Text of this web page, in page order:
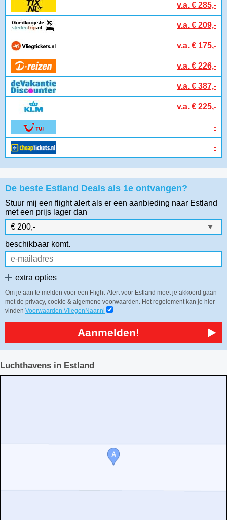
v.a. € 285,-
v.a. € 209,-
v.a. € 175,-
v.a. € 226,-
v.a. € 387,-
v.a. € 225,-
-
-
De beste Estland Deals als 1e ontvangen?
Stuur mij een flight alert als er een aanbieding naar Estland
met een prijs lager dan
beschikbaar komt.
extra opties
Om je aan te melden voor een Flight-Alert voor Estland moet je akkoord gaan
met de privacy, cookie & algemene voorwaarden. Het regelement kan je hier
vinden Voorwaarden VliegenNaar.nl
Aanmelden!
Luchthavens in Estland